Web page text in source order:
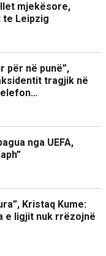
mjekësore,
Leipzig
për në punë”,
tragjik në
nga UEFA,
Kristaq Kume:
e ligjit nuk rrëzojnë